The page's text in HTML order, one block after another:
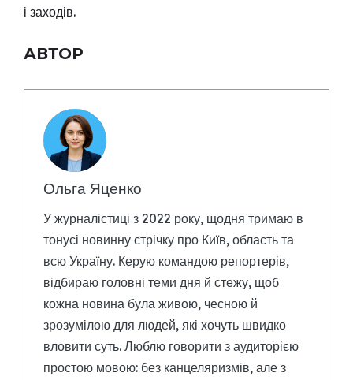
і заходів.
АВТОР
Ольга Яценко
У журналістиці з 2022 року, щодня тримаю в
тонусі новинну стрічку про Київ, область та
всю Україну. Керую командою репортерів,
відбираю головні теми дня й стежу, щоб
кожна новина була живою, чесною й
зрозумілою для людей, які хочуть швидко
вловити суть. Люблю говорити з аудиторією
простою мовою: без канцеляризмів, але з